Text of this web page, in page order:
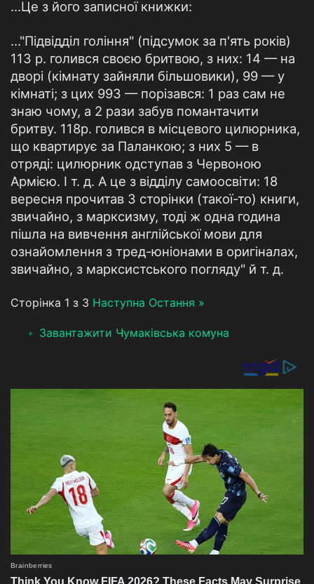
...Це з його записної книжки:
..."Підвідділ гоління" (підсумок за п'ять років)
113 р. голився своєю бритвою, з них: 14 — на
дворі (кімнату зайняли більшовики), 99 — у
кімнаті; з цих 993 — порізався: 1 раз сам не
знаю чому, а 2 рази забув помантачити
бритву. 118р. голився в місцевого цилюрника,
що квартирує за Паланкою; з них 5 — в
отряді: цилюрник одступав з Червоною
Армією. І т. д. А це з відділу самоосвіти: 18
вересня прочитав З сторінки (такої-то) книги,
звичайно, з марксизму, тоді ж одна година
пішла на вивчення англійської мови для
ознайомлення з тред-юніонами в оригіналах,
звичайно, з марксистського погляду" й т. д.
Сторінка 1 з 3 Наступна Остання »
Завантажити Чумаківська комуна